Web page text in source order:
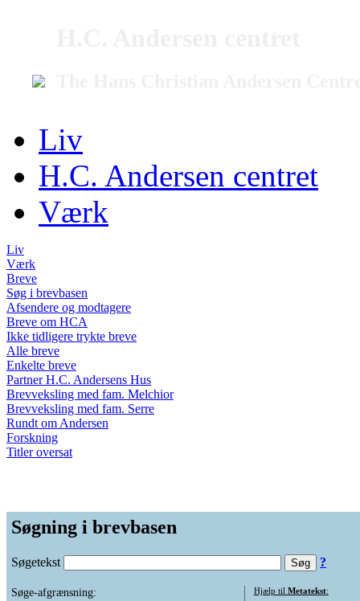
Liv
H.C. Andersen centret
Værk
Liv
Værk
Breve
Søg i brevbasen
Afsendere og modtagere
Breve om HCA
Ikke tidligere trykte breve
Alle breve
Enkelte breve
Partner H.C. Andersens Hus
Brevveksling med fam. Melchior
Brevveksling med fam. Serre
Rundt om Andersen
Forskning
Titler oversat
Søgning i brevbasen
Søgetekst ?
Søge-afgrænsning:
Hjælp til Metatekst: